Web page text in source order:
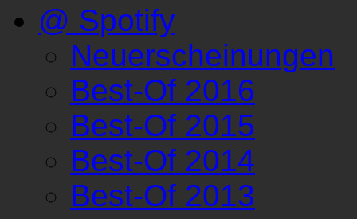
@ Spotify
Neuerscheinungen
Best-Of 2016
Best-Of 2015
Best-Of 2014
Best-Of 2013